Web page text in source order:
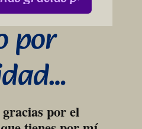
por
por el